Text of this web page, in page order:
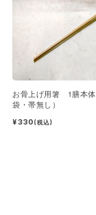
お骨上げ用箸 1膳本
袋・帯無し）
¥330(税込)